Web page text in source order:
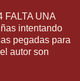
FALTA UNA
intentando
pegadas para
autor son